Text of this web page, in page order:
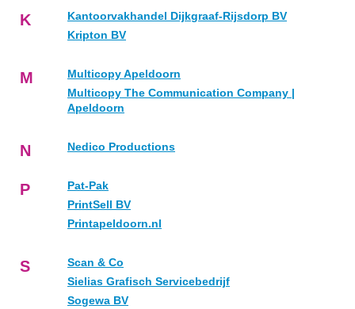
K
Kantoorvakhandel Dijkgraaf-Rijsdorp BV
Kripton BV
M
Multicopy Apeldoorn
Multicopy The Communication Company |
Apeldoorn
N Nedico Productions
P
Pat-Pak
PrintSell BV
Printapeldoorn.nl
S
Scan & Co
Sielias Grafisch Servicebedrijf
Sogewa BV